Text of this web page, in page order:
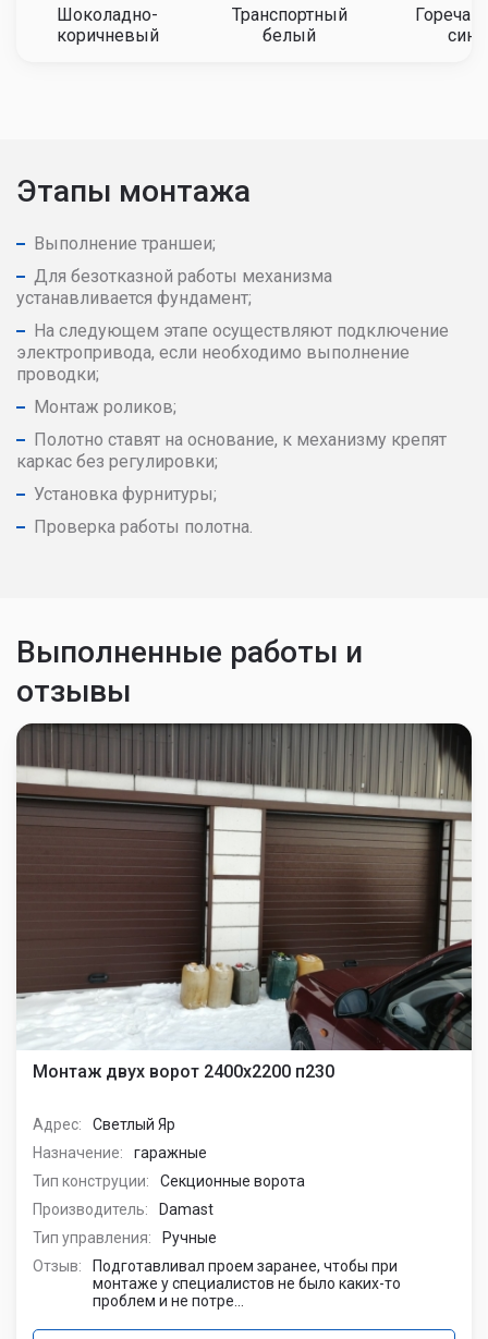
Шоколадно-
коричневый
Транспортный
белый
Этапы монтажа
Выполнение траншеи;
Для безотказной работы механизма
устанавливается фундамент;
На следующем этапе осуществляют подключение
электропривода, если необходимо выполнение
проводки;
Монтаж роликов;
Полотно ставят на основание, к механизму крепят
каркас без регулировки;
Установка фурнитуры;
Проверка работы полотна.
Выполненные работы и
отзывы
Монтаж двух ворот 2400х2200 п230
Адрес:
Светлый Яр
Назначение:
гаражные
Тип конструции:
Секционные ворота
Производитель:
Damast
Тип управления:
Ручные
Отзыв:
Подготавливал проем заранее, чтобы при
монтаже у специалистов не было каких-то
проблем и не потре...